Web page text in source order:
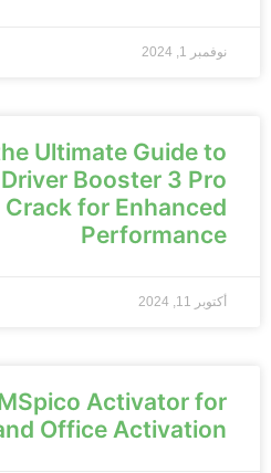
نوفمبر 1, 2024
Ultimate Guide to
Booster 3 Pro
for Enhanced
Performance
أكتوبر 11, 2024
Activator for
Office Activation